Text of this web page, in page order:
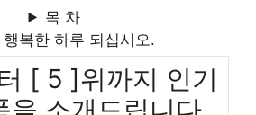
목 차
행복한 하루 되십시오.
[ 5 ]위까지 인기